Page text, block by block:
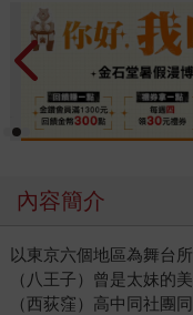
內容簡介
以東京六個地區為舞台
（八王子）曾是太妹的
（西荻窪）高中同社團